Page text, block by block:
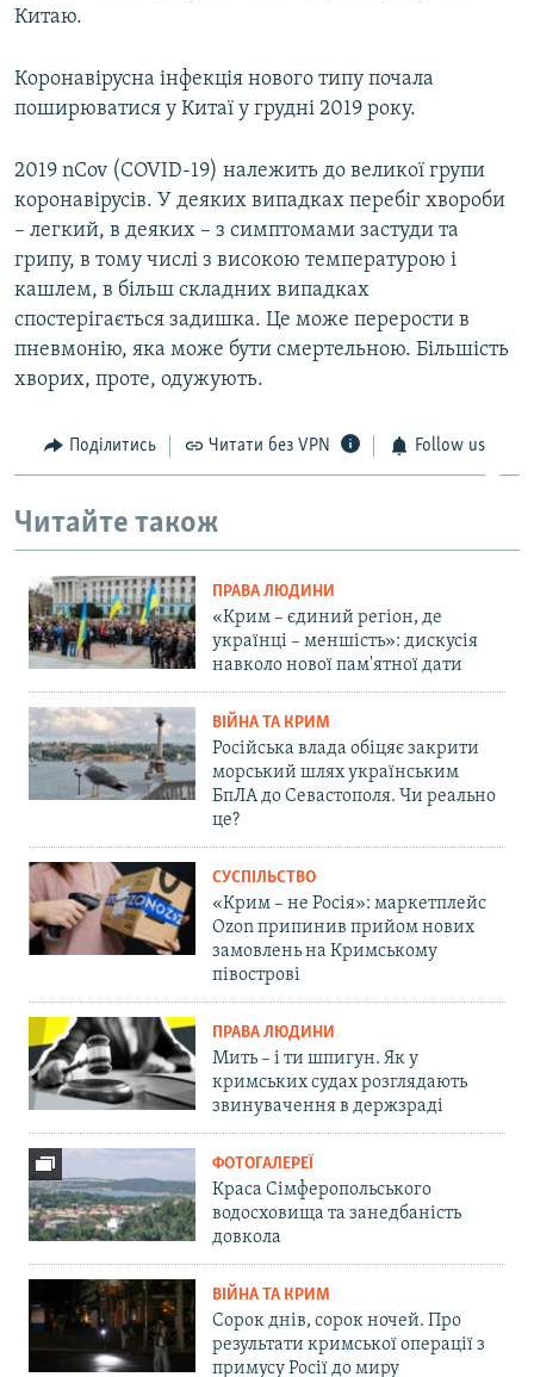
Китаю.
Коронавірусна інфекція нового типу почала
поширюватися у Китаї у грудні 2019 року.
2019 nCov (COVID-19) належить до великої групи
коронавірусів. У деяких випадках перебіг хвороби
– легкий, в деяких – з симптомами застуди та
грипу, в тому числі з високою температурою і
кашлем, в більш складних випадках
спостерігається задишка. Це може перерости в
пневмонію, яка може бути смертельною. Більшість
хворих, проте, одужують.
Поділитись Читати без VPN Follow us
Читайте також
ПРАВА ЛЮДИНИ
«Крим – єдиний регіон, де
українці – меншість»: дискусія
навколо нової пам'ятної дати
ВІЙНА ТА КРИМ
Російська влада обіцяє закрити
морський шлях українським
БпЛА до Севастополя. Чи реально
це?
СУСПІЛЬСТВО
«Крим – не Росія»: маркетплейс
Ozon припинив прийом нових
замовлень на Кримському
півострові
ПРАВА ЛЮДИНИ
Мить – і ти шпигун. Як у
кримських судах розглядають
звинувачення в держзраді
ФОТОГАЛЕРЕЇ
Краса Сімферопольського
водосховища та занедбаність
довкола
ВІЙНА ТА КРИМ
Сорок днів, сорок ночей. Про
результати кримської операції з
примусу Росії до миру